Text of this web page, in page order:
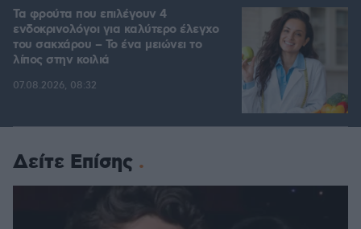
Τα φρούτα που επιλέγουν 4
ενδοκρινολόγοι για καλύτερο έλεγχο
του σακχάρου – Το ένα μειώνει το
λίπος στην κοιλιά
07.08.2026, 08:32
Δείτε Επίσης